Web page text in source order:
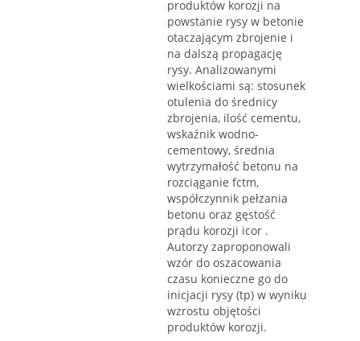
produktów korozji na
powstanie rysy w betonie
otaczającym zbrojenie i
na dalszą propagację
rysy. Analizowanymi
wielkościami są: stosunek
otulenia do średnicy
zbrojenia, ilość cementu,
wskaźnik wodno-
cementowy, średnia
wytrzymałość betonu na
rozciąganie fctm,
współczynnik pełzania
betonu oraz gęstość
prądu korozji icor .
Autorzy zaproponowali
wzór do oszacowania
czasu konieczne go do
inicjacji rysy (tp) w wyniku
wzrostu objętości
produktów korozji.